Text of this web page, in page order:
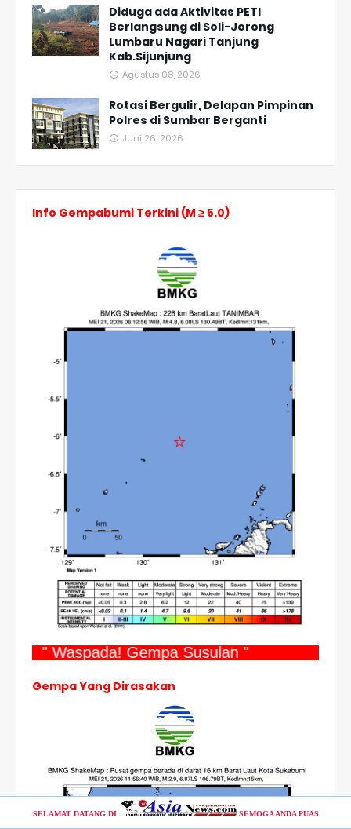
Diduga ada Aktivitas PETI
Berlangsung di Soli-Jorong
Lumbaru Nagari Tanjung
Kab.Sijunjung
Agustus 08, 2026
Rotasi Bergulir, Delapan Pimpinan
Polres di Sumbar Berganti
Juni 26, 2026
Info Gempabumi Terkini (M ≥ 5.0)
" Waspada! Gempa Susulan "
Gempa Yang Dirasakan
SELAMAT DATANG DI SEMOGA ANDA PUAS